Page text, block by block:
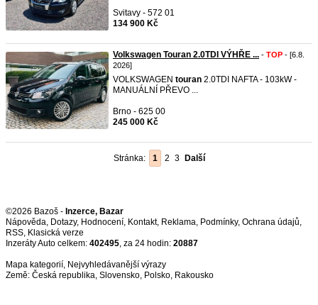
Svitavy - 572 01
134 900 Kč
Volkswagen Touran 2.0TDI VÝHŘE ... - TOP - [6.8.
2026]
VOLKSWAGEN touran 2.0TDI NAFTA - 103kW -
MANUÁLNÍ PŘEVO ...
Brno - 625 00
245 000 Kč
Stránka: 1 2 3 Další
©2026 Bazoš - Inzerce, Bazar
Nápověda, Dotazy, Hodnocení, Kontakt, Reklama, Podmínky, Ochrana údajů,
RSS,
Inzeráty Auto celkem: 402495, za 24 hodin: 20887
Mapa kategorií, Nejvyhledávanější výrazy
Země: Česká republika, Slovensko, Polsko, Rakousko